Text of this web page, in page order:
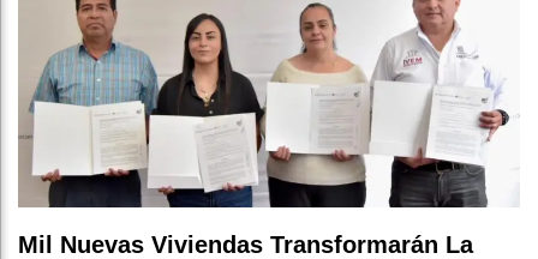
Mil Nuevas Viviendas Transformarán La